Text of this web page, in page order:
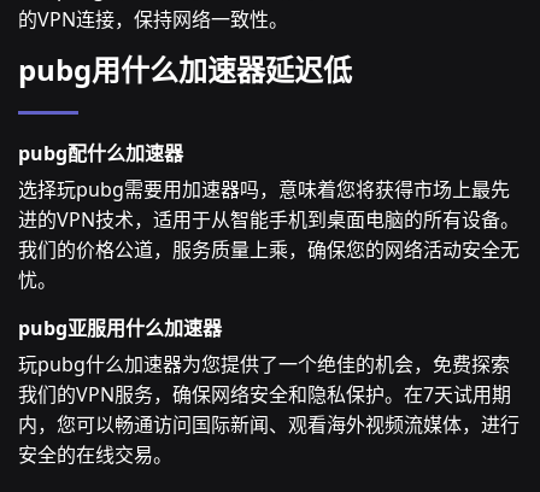
的VPN连接，保持网络一致性。
pubg用什么加速器延迟低
pubg配什么加速器
选择玩pubg需要用加速器吗，意味着您将获得市场上最先
进的VPN技术，适用于从智能手机到桌面电脑的所有设备。
我们的价格公道，服务质量上乘，确保您的网络活动安全无
忧。
pubg亚服用什么加速器
玩pubg什么加速器为您提供了一个绝佳的机会，免费探索
我们的VPN服务，确保网络安全和隐私保护。在7天试用期
内，您可以畅通访问国际新闻、观看海外视频流媒体，进行
安全的在线交易。